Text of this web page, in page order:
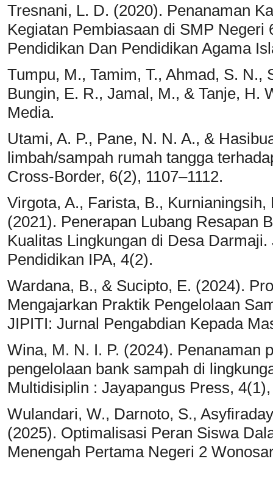
Tresnani, L. D. (2020). Penanaman
Kegiatan Pembiasaan di SMP
Pendidikan Dan Pendidikan Agama
Tumpu, M., Tamim, T., Ahmad, S.
Bungin, E. R., Jamal, M., & Tanje, H.
Media.
Utami, A. P., Pane, N. N. A., &
limbah/sampah rumah tangga
Cross-Border, 6(2), 1107–1112.
Virgota, A., Farista, B.,
(2021). Penerapan Lubang Resapan
Kualitas Lingkungan di Desa
Pendidikan IPA, 4(2).
Wardana, B., & Sucipto, E. (2024).
Mengajarkan Praktik Pengelolaan
JIPITI: Jurnal Pengabdian Kepada
Wina, M. N. I. P. (2024). Penanaman
pengelolaan bank sampah di
Multidisiplin : Jayapangus Press,
Wulandari, W., Darnoto, S.,
(2025). Optimalisasi Peran Siswa
Menengah Pertama Negeri 2